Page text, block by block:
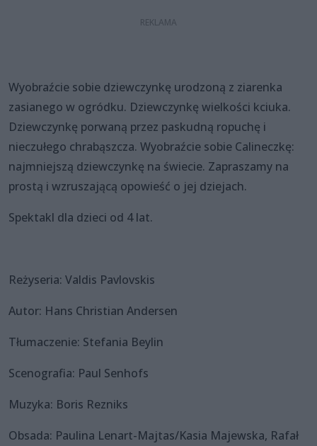
Wyobraźcie sobie dziewczynkę urodzoną z ziarenka
zasianego w ogródku. Dziewczynkę wielkości kciuka.
Dziewczynkę porwaną przez paskudną ropuchę i
nieczułego chrabąszcza. Wyobraźcie sobie Calineczkę:
najmniejszą dziewczynkę na świecie. Zapraszamy na
prostą i wzruszającą opowieść o jej dziejach.
Spektakl dla dzieci od 4 lat.
Reżyseria: Valdis Pavlovskis
Autor: Hans Christian Andersen
Tłumaczenie: Stefania Beylin
Scenografia: Paul Senhofs
Muzyka: Boris Rezniks
Obsada: Paulina Lenart-Majtas/Kasia Majewska, Rafał